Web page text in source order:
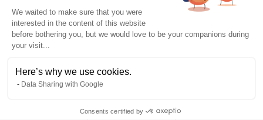
RESSOURCES
Plan Carbone Général
Open Carbon Practice
Notre blog
Tout comprendre au bilan carbone
Tout comprendre à la CSRD
We waited to make sure that you were
interested in the content of this website
before bothering you, but we would love to be your companions during
your visit...
Here’s why we use cookies.
Data Sharing with Google
Consents certified by